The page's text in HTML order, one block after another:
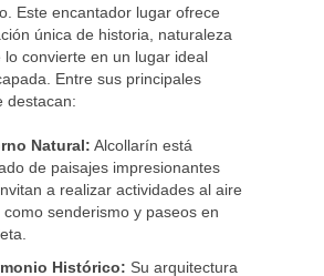
Este encantador lugar ofrece
única de historia, naturaleza
lo convierte en un lugar ideal
Entre sus principales
destacan:
Natural: Alcollarín está
de paisajes impresionantes
a realizar actividades al aire
como senderismo y paseos en
Histórico: Su arquitectura